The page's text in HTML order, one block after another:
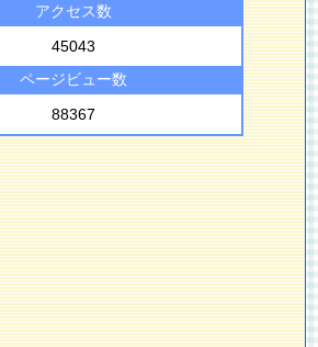
アクセス数
45043
ページビュー数
88367